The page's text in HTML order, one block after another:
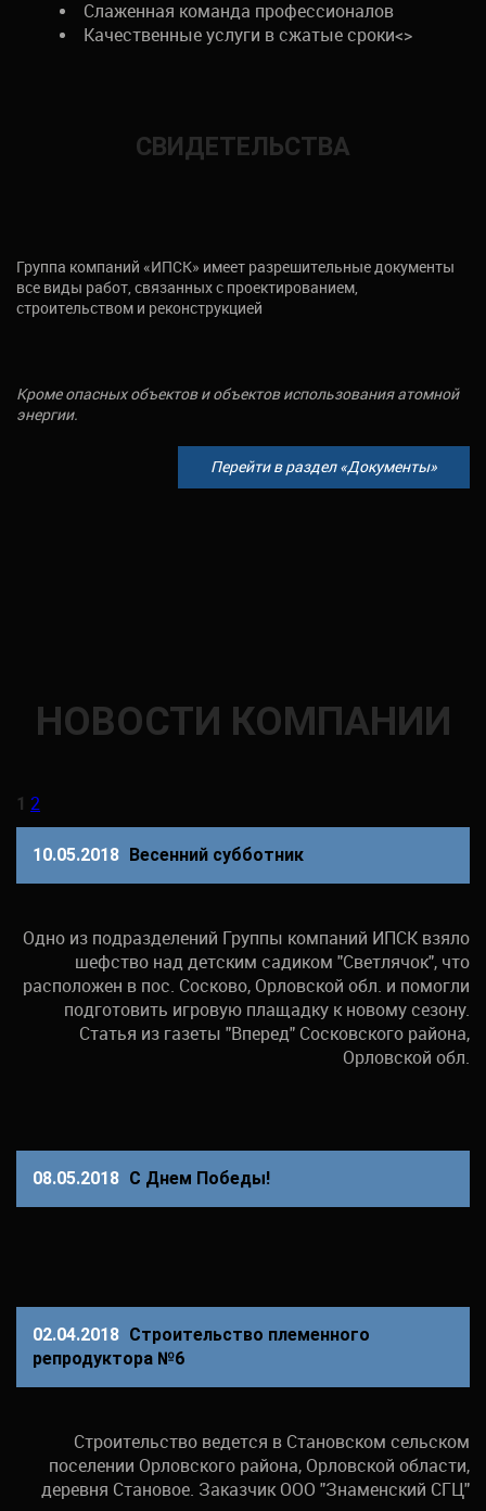
Слаженная команда профессионалов
Качественные услуги в сжатые сроки<>
СВИДЕТЕЛЬСТВА
Группа компаний «ИПСК» имеет разрешительные документы
все виды работ, связанных с проектированием,
строительством и реконструкцией
Кроме опасных объектов и объектов использования атомной
энергии.
Перейти в раздел «Документы»
НОВОСТИ КОМПАНИИ
1 2
10.05.2018 Весенний субботник
Одно из подразделений Группы компаний ИПСК взяло
шефство над детским садиком "Светлячок", что
расположен в пос. Сосково, Орловской обл. и помогли
подготовить игровую плащадку к новому сезону.
Статья из газеты "Вперед" Сосковского района,
Орловской обл.
08.05.2018 С Днем Победы!
02.04.2018 Строительство племенного
репродуктора №6
Строительство ведется в Становском сельском
поселении Орловского района, Орловской области,
деревня Становое. Заказчик ООО "Знаменский СГЦ"